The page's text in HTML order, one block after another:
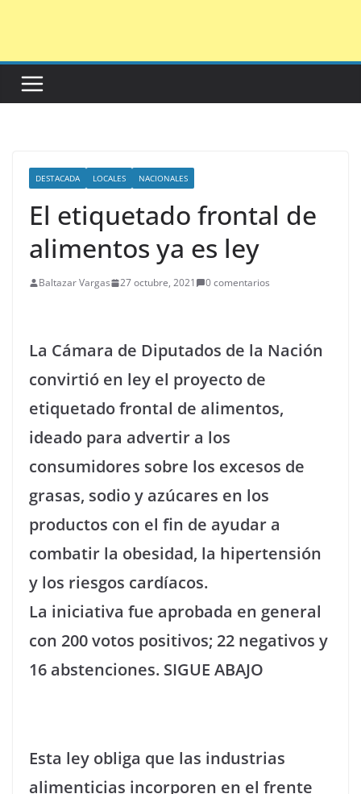
DESTACADA LOCALES NACIONALES
El etiquetado frontal de
alimentos ya es ley
Baltazar Vargas 27 octubre, 2021 0 comentarios
La Cámara de Diputados de la Nación
convirtió en ley el proyecto de
etiquetado frontal de alimentos,
ideado para advertir a los
consumidores sobre los excesos de
grasas, sodio y azúcares en los
productos con el fin de ayudar a
combatir la obesidad, la hipertensión
y los riesgos cardíacos.
La iniciativa fue aprobada en general
con 200 votos positivos; 22 negativos y
16 abstenciones. SIGUE ABAJO
Esta ley obliga que las industrias
alimenticias incorporen en el frente